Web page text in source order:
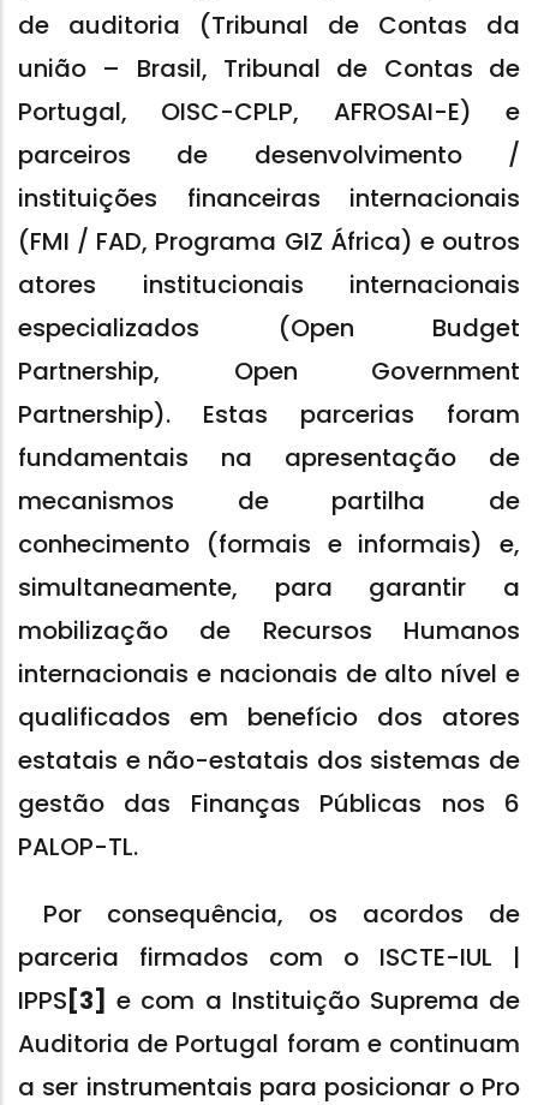
de auditoria (Tribunal de Contas da
união – Brasil, Tribunal de Contas de
Portugal, OISC-CPLP, AFROSAI-E) e
parceiros de desenvolvimento /
instituições financeiras internacionais
(FMI / FAD, Programa GIZ África) e outros
atores institucionais internacionais
especializados (Open Budget
Partnership, Open Government
Partnership). Estas parcerias foram
fundamentais na apresentação de
mecanismos de partilha de
conhecimento (formais e informais) e,
simultaneamente, para garantir a
mobilização de Recursos Humanos
internacionais e nacionais de alto nível e
qualificados em benefício dos atores
estatais e não-estatais dos sistemas de
gestão das Finanças Públicas nos 6
PALOP-TL.
Por consequência, os acordos de
parceria firmados com o ISCTE-IUL |
IPPS[3] e com a Instituição Suprema de
Auditoria de Portugal foram e continuam
a ser instrumentais para posicionar o Pro